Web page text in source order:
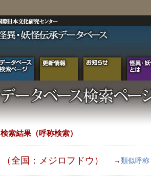
検索結果（呼称検索）
（全国：メジロフドウ） → 類似呼称